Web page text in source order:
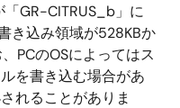
GR-CITRUS_b」に
き込み領域が528KBか
PCのOSによってはス
を書き込む場合があ
れることがありま